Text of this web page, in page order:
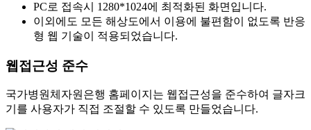
PC로 접속시 1280*1024에 최적화된 화면입니다.
이외에도 모든 해상도에서 이용에 불편함이 없도록 반응
형 웹 기술이 적용되었습니다.
웹접근성 준수
국가병원체자원은행 홈페이지는 웹접근성을 준수하여 글자크
기를 사용자가 직접 조절할 수 있도록 만들었습니다.